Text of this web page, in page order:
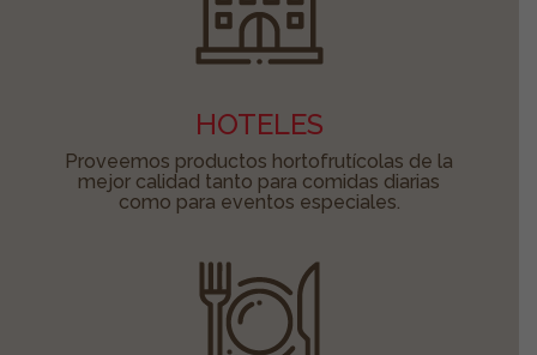
HOTELES
Proveemos productos hortofrutícolas de la
mejor calidad tanto para comidas diarias
como para eventos especiales.